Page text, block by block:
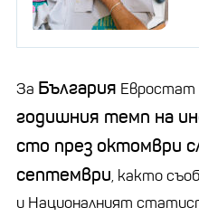
За България Евростат
годишния темп на
сто през октомври
септември, както
и Националният